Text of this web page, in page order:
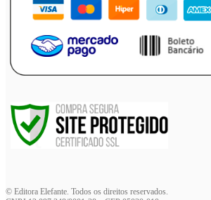
© Editora Elefante. Todos os direitos reservados.